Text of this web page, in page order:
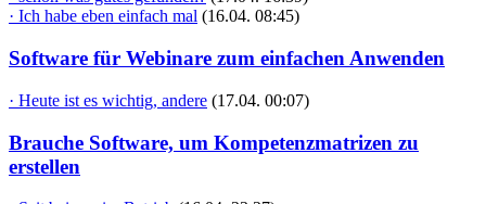
· Ich habe eben einfach mal (16.04. 08:45)
Software für Webinare zum einfachen Anwenden
· Heute ist es wichtig, andere (17.04. 00:07)
Brauche Software, um Kompetenzmatrizen zu
erstellen